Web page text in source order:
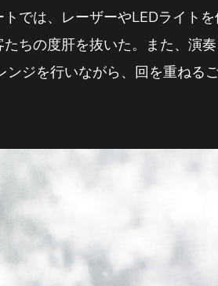
では、レーザーやLEDライト
ちの度肝を抜いた。また、演
ジを行いながら、回を重ねる